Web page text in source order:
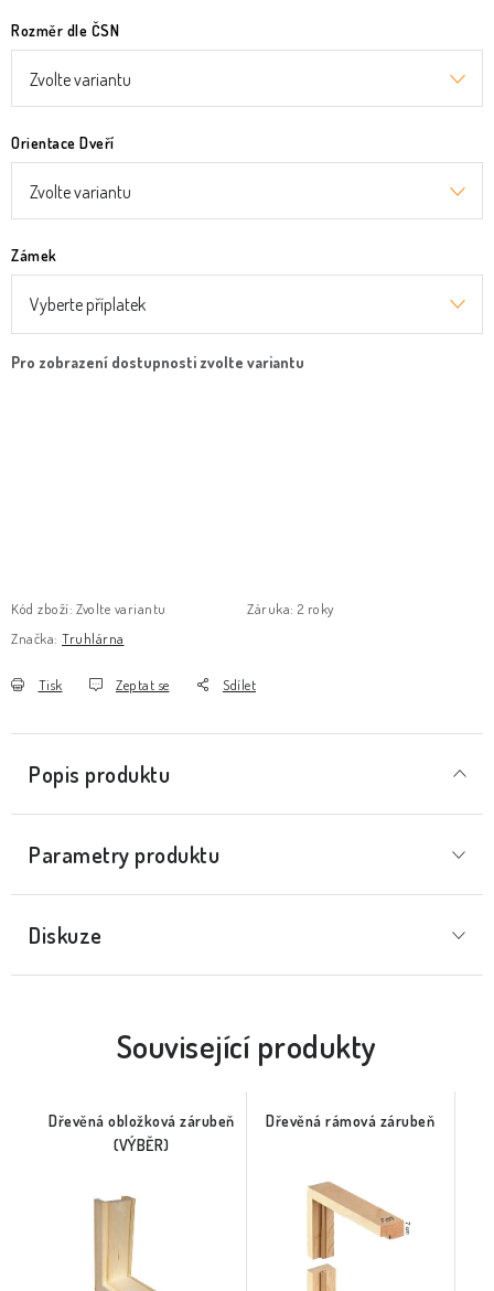
Rozměr dle ČSN
Orientace Dveří
Zámek
Kód zboží: Zvolte variantu Záruka: 2 roky
Značka: Truhlárna
Tisk Zeptat se Sdílet
Popis produktu
Parametry produktu
Diskuze
Související produkty
Dřevěná obložková zárubeň
(VÝBĚR)
Dřevěná rámová zárubeň